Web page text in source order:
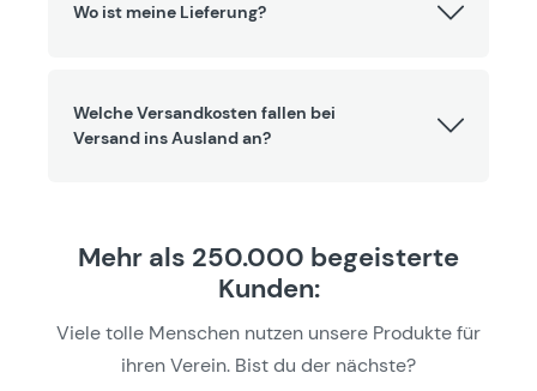
Wo ist meine Lieferung?
Welche Versandkosten fallen bei
Versand ins Ausland an?
Mehr als 250.000 begeisterte
Kunden:
Viele tolle Menschen nutzen unsere Produkte für
ihren Verein. Bist du der nächste?